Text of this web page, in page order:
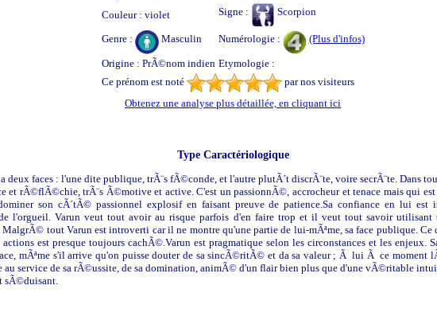
Couleur : violet
Signe : Scorpion
Genre : Masculin Numérologie : (Plus d'infos)
Origine : PrÃ©nom indien Etymologie :
Ce prénom est noté
par nos visiteurs
Obtenez une analyse plus détaillée, en cliquant ici
Type Caractériologique
deux faces : l'une dite publique, trÃ¨s fÃ©conde, et l'autre plutÃ´t discrÃ¨te, voire secrÃ¨te. Dans
et rÃ©flÃ©chie, trÃ¨s Ã©motive et active. C'est un passionnÃ©, accrocheur et tenace mais qui
son cÃ´tÃ© passionnel explosif en faisant preuve de patience.Sa confiance en lui est
l'orgueil. Varun veut tout avoir au risque parfois d'en faire trop et il veut tout savoir utilisant
tout Varun est introverti car il ne montre qu'une partie de lui-mÃªme, sa face publique. Ce
actions est presque toujours cachÃ©.Varun est pragmatique selon les circonstances et les enjeux.
mÃªme s'il arrive qu'on puisse douter de sa sincÃ©ritÃ© et da sa valeur ; Ã lui Ã ce moment
au service de sa rÃ©ussite, de sa domination, animÃ© d'un flair bien plus que d'une vÃ©ritable
sÃ©duisant.